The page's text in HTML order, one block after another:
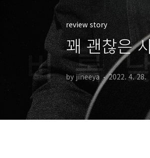
review story
꽤 괜찮은
by jineeya 2022. 4. 28.